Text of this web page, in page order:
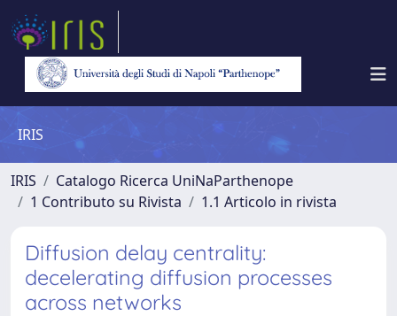
IRIS
IRIS
Catalogo Ricerca UniNaParthenope
1 Contributo su Rivista
1.1 Articolo in rivista
Diffusion delay centrality:
decelerating diffusion processes
across networks